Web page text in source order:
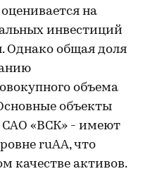
на
инвестиций
Однако общая доля
объема
объекты
САО «ВСК» - имеют
ruAA, что
качестве активов.